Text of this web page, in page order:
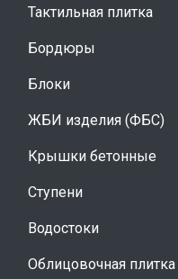
Тактильная плитка
Бордюры
Блоки
ЖБИ изделия (ФБС)
Крышки бетонные
Ступени
Водостоки
Облицовочная плитка